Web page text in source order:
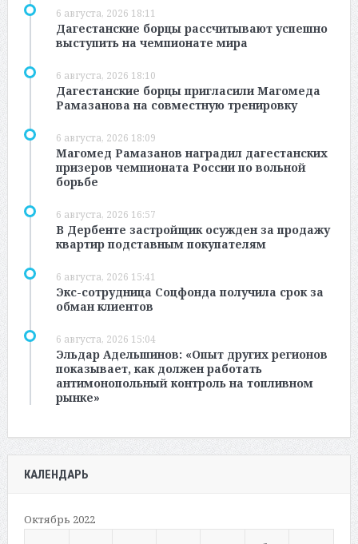
6 августа, 2026 18:11
Дагестанские борцы рассчитывают успешно
выступить на чемпионате мира
6 августа, 2026 18:10
Дагестанские борцы пригласили Магомеда
Рамазанова на совместную тренировку
6 августа, 2026 18:09
Магомед Рамазанов наградил дагестанских
призеров чемпионата России по вольной
борьбе
6 августа, 2026 16:57
В Дербенте застройщик осужден за продажу
квартир подставным покупателям
6 августа, 2026 15:41
Экс-сотрудница Соцфонда получила срок за
обман клиентов
6 августа, 2026 15:04
Эльдар Адельшинов: «Опыт других регионов
показывает, как должен работать
антимонопольный контроль на топливном
рынке»
КАЛЕНДАРЬ
Октябрь 2022